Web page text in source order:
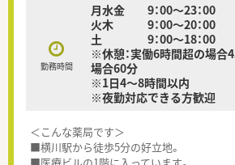
勤務時間
月水金 9：00～23：00
火木 9：00～20：00
土 9：00～18：00
※休憩：実働6時間超の場合
場合60分
※1日4～8時間以内
※夜勤対応できる方歓迎
＜こんな薬局です＞
■横川駅から徒歩5分の好立地。